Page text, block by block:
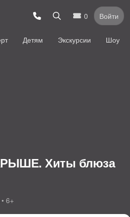
0 Войти
Детям Экскурсии Шоу
Хиты блюза
6+